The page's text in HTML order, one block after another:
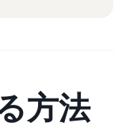
方法